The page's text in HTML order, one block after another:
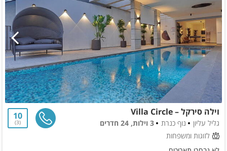
וילה סירקל – Villa Circle
גליל עליון נוף כנרת
3 וילות, 24 חדרים
לזוגות ומשפחות
10
3